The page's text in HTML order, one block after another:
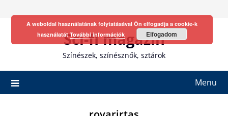
Sci-fi magazin
Színészek, színésznők, sztárok
Menu
A weboldal használatának folytatásával Ön elfogadja a cookie-k
használatátTovábbi információk Elfogadom